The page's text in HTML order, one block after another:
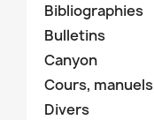
Bibliographies
Bulletins
Canyon
Cours, manuels
Divers